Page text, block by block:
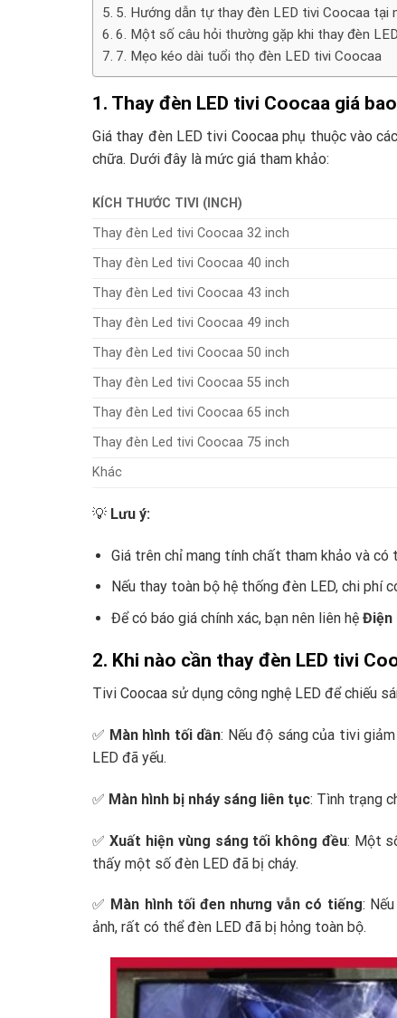
5. Hướng dẫn tự thay đèn LED tivi Coocaa tại
6. Một số câu hỏi thường gặp khi thay đèn
7. Mẹo kéo dài tuổi thọ đèn LED tivi Coocaa
1. Thay đèn LED tivi Coocaa giá
Giá thay đèn LED tivi Coocaa phụ thuộc vào
chữa. Dưới đây là mức giá tham khảo:
KÍCH THƯỚC TIVI (INCH)
Thay đèn Led tivi Coocaa 32 inch
Thay đèn Led tivi Coocaa 40 inch
Thay đèn Led tivi Coocaa 43 inch
Thay đèn Led tivi Coocaa 49 inch
Thay đèn Led tivi Coocaa 50 inch
Thay đèn Led tivi Coocaa 55 inch
Thay đèn Led tivi Coocaa 65 inch
Thay đèn Led tivi Coocaa 75 inch
Khác
💡 Lưu ý:
Giá trên chỉ mang tính chất tham khảo và
Nếu thay toàn bộ hệ thống đèn LED, chi phí
Để có báo giá chính xác, bạn nên liên hệ Điện
2. Khi nào cần thay đèn LED tivi
Tivi Coocaa sử dụng công nghệ LED để chiếu
✅ Màn hình tối dần: Nếu độ sáng của tivi
LED đã yếu.
✅ Màn hình bị nháy sáng liên tục: Tình trạng
✅Xuất hiện vùng sáng tối không đều: Một
thấy một số đèn LED đã bị cháy.
✅ Màn hình tối đen nhưng vẫn có tiếng:
ảnh, rất có thể đèn LED đã bị hỏng toàn bộ.